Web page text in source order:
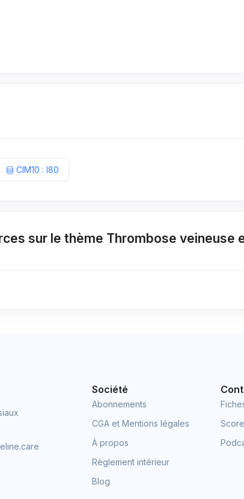
CIM10 : I80
sur le thème Thrombose veineuse
Société
Abonnements
CGA et Mentions légales
À propos
Règlement intérieur
Blog